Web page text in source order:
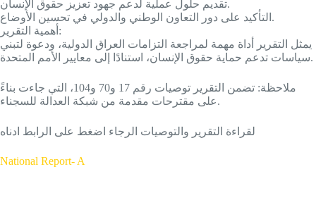
تقديم حلول عملية لدعم جهود تعزيز حقوق الإنسان.
التأكيد على دور التعاون الوطني والدولي في تحسين الأوضاع.
أهمية التقرير:
يمثل التقرير أداة مهمة لمراجعة التزامات العراق الدولية، ودعوة لتبني
سياسات تدعم حماية حقوق الإنسان، استنادًا إلى معايير الأمم المتحدة.
ملاحظة: تضمن التقرير توصيات رقم 17 و70 و104، التي جاءت بناءً
على مقترحات مقدمة من شبكة العدالة للسجناء.
لقراءة التقرير والتوصيات الرجاء اضغط على الرابط ادناه
National Report- A